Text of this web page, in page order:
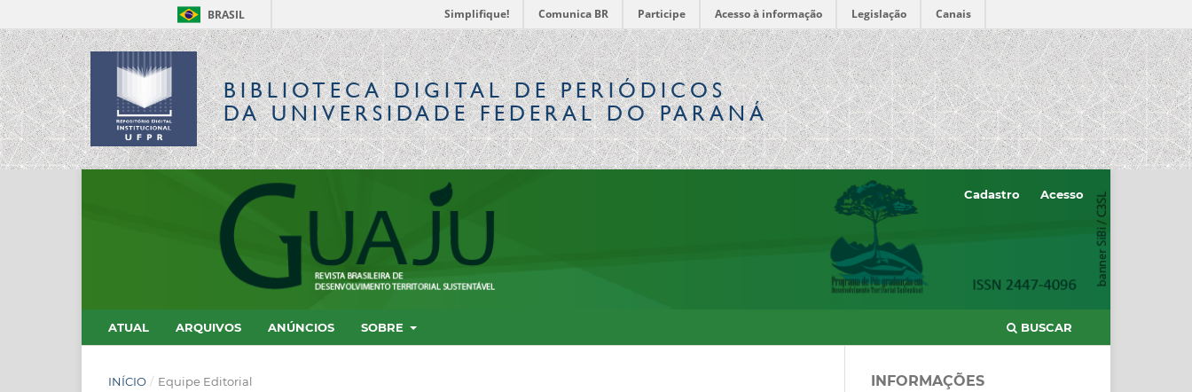
BRASIL Simplifique! Comunica BR Participe Acesso à informação Legislação Canais
BIBLIOTECA DIGITALDE PERIÓDICOS
DA UNIVERSIDADE FEDERAL DO PARANÁ
ATUAL ARQUIVOS ANÚNCIOS SOBRE BUSCAR
Cadastro Acesso
INÍCIO / Equipe Editorial INFORMAÇÕES